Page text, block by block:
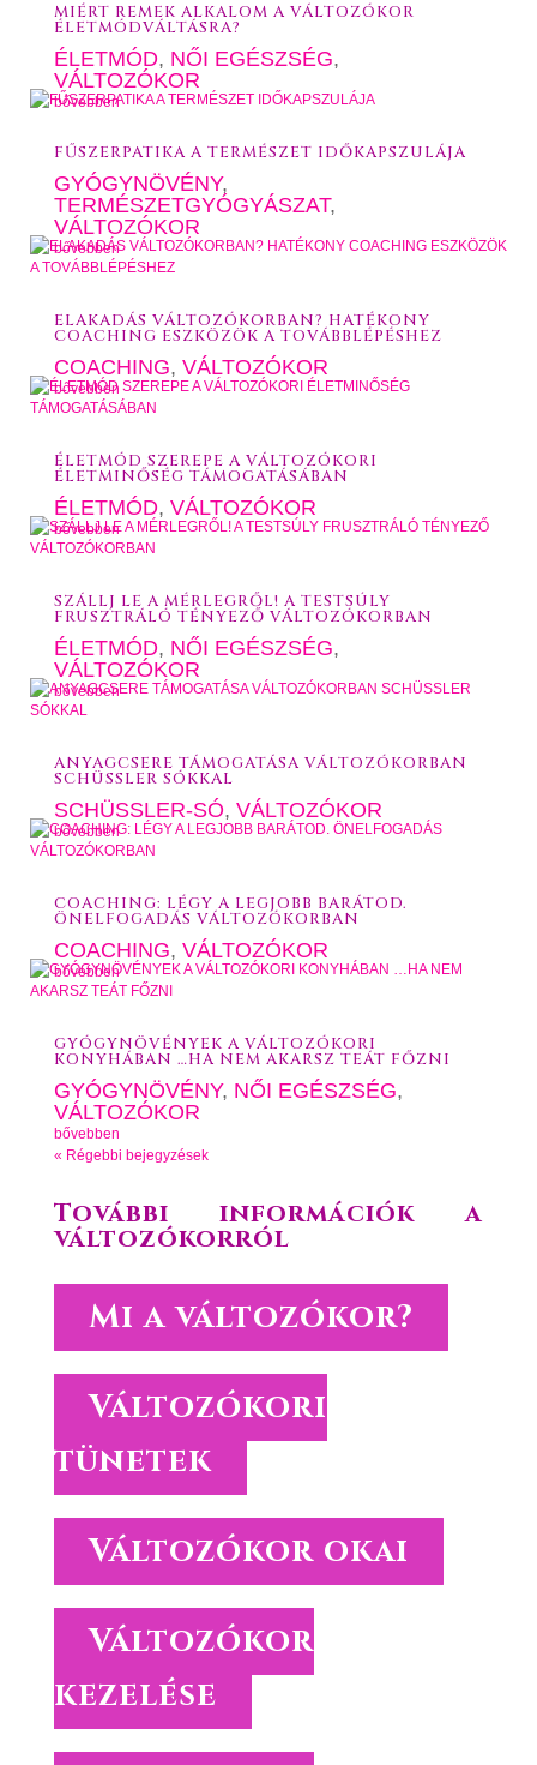
MIÉRT REMEK ALKALOM A VÁLTOZÓKOR
ÉLETMÓDVÁLTÁSRA?
ÉLETMÓD, NŐI EGÉSZSÉG,
VÁLTOZÓKOR
bővebben
FŰSZERPATIKA A TERMÉSZET IDŐKAPSZULÁJA
GYÓGYNÖVÉNY,
TERMÉSZETGYÓGYÁSZAT,
VÁLTOZÓKOR
bővebben
ELAKADÁS VÁLTOZÓKORBAN? HATÉKONY
COACHING ESZKÖZÖK A TOVÁBBLÉPÉSHEZ
COACHING, VÁLTOZÓKOR
bővebben
ÉLETMÓD SZEREPE A VÁLTOZÓKORI
ÉLETMINŐSÉG TÁMOGATÁSÁBAN
ÉLETMÓD, VÁLTOZÓKOR
bővebben
SZÁLLJ LE A MÉRLEGRŐL! A TESTSÚLY
FRUSZTRÁLÓ TÉNYEZŐ VÁLTOZÓKORBAN
ÉLETMÓD, NŐI EGÉSZSÉG,
VÁLTOZÓKOR
bővebben
ANYAGCSERE TÁMOGATÁSA VÁLTOZÓKORBAN
SCHÜSSLER SÓKKAL
SCHÜSSLER-SÓ, VÁLTOZÓKOR
bővebben
COACHING: LÉGY A LEGJOBB BARÁTOD.
ÖNELFOGADÁS VÁLTOZÓKORBAN
COACHING, VÁLTOZÓKOR
bővebben
GYÓGYNÖVÉNYEK A VÁLTOZÓKORI
KONYHÁBAN …HA NEM AKARSZ TEÁT FŐZNI
GYÓGYNÖVÉNY, NŐI EGÉSZSÉG,
VÁLTOZÓKOR
bővebben
« Régebbi bejegyzések
További információk a
változókorról
Mi a változókor?
Változókori
tünetek
Változókor okai
Változókor
kezelése